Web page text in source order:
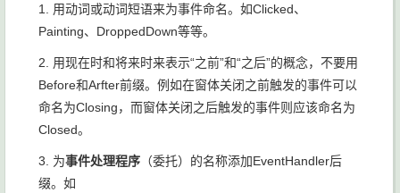
1. 用动词或动词短语来为事件命名。如Clicked、
Painting、DroppedDown等等。
2. 用现在时和将来时来表示“之前”和“之后”的概念，不要用
Before和Arfter前缀。例如在窗体关闭之前触发的事件可以
命名为Closing，而窗体关闭之后触发的事件则应该命名为
Closed。
3. 为事件处理程序 （委托）的名称添加EventHandler后
缀。如